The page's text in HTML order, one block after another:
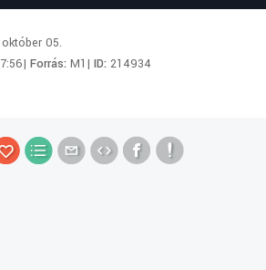
05.
Forrás:M1|ID:214934